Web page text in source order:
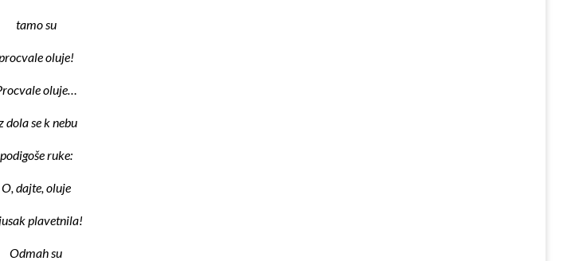
tamo su
oluje!
oluje…
dola se k nebu
podigoše ruke:
O, dajte, oluje
plavetnila!
Odmah su